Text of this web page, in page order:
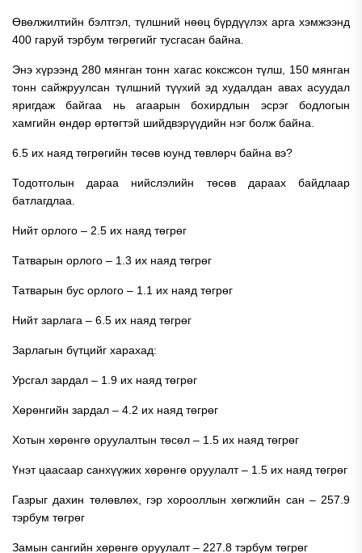
Өвөлжилтийн бэлтгэл, түлшний нөөц бүрдүүлэх арга хэмжээнд
400 гаруй тэрбум төгрөгийг тусгасан байна.
Энэ хүрээнд 280 мянган тонн хагас коксжсон түлш, 150 мянган
тонн сайжруулсан түлшний түүхий эд худалдан авах асуудал
яригдаж байгаа нь агаарын бохирдлын эсрэг бодлогын
хамгийн өндөр өртөгтэй шийдвэрүүдийн нэг болж байна.
6.5 их наяд төгрөгийн төсөв юунд төвлөрч байна вэ?
Тодотголын дараа нийслэлийн төсөв дараах байдлаар
батлагдлаа.
Нийт орлого – 2.5 их наяд төгрөг
Татварын орлого – 1.3 их наяд төгрөг
Татварын бус орлого – 1.1 их наяд төгрөг
Нийт зарлага – 6.5 их наяд төгрөг
Зарлагын бүтцийг харахад:
Урсгал зардал – 1.9 их наяд төгрөг
Хөрөнгийн зардал – 4.2 их наяд төгрөг
Хотын хөрөнгө оруулалтын төсөл – 1.5 их наяд төгрөг
Үнэт цаасаар санхүүжих хөрөнгө оруулалт – 1.5 их наяд төгрөг
Газрыг дахин төлөвлөх, гэр хорооллын хөгжлийн сан – 257.9
тэрбум төгрөг
Замын сангийн хөрөнгө оруулалт – 227.8 тэрбум төгрөг